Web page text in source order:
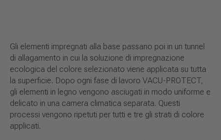
Gli elementi impregnati alla base passano poi in un tunnel
di allagamento in cui la soluzione di impregnazione
ecologica del colore selezionato viene applicata su tutta
la superficie. Dopo ogni fase di lavoro VACU-PROTECT,
gli elementi in legno vengono asciugati in modo uniforme e
delicato in una camera climatica separata. Questi
processi vengono ripetuti per tutti e tre gli strati di colore
applicati.